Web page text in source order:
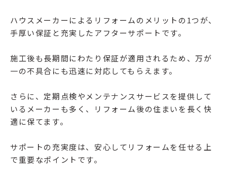
ハウスメーカーによるリフォームのメリットの1つが、
手厚い保証と充実したアフターサポートです。
施工後も長期間にわたり保証が適用されるため、万が
一の不具合にも迅速に対応してもらえます。
さらに、定期点検やメンテナンスサービスを提供して
いるメーカーも多く、リフォーム後の住まいを長く快
適に保てます。
サポートの充実度は、安心してリフォームを任せる上
で重要なポイントです。